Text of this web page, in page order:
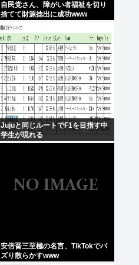
自民党さん、障がい者福祉を切り
捨てて財源捻出に成功www
Jujuと同じルートでF1を目指す中
学生が現れる
安倍晋三至極の名言、TikTokでバ
ズり散らかすwww